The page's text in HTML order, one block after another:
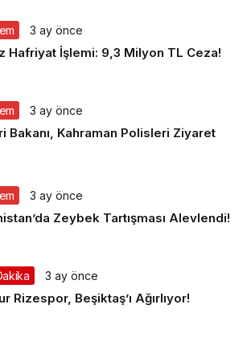
3 ay önce
Hafriyat İşlemi: 9,3 Milyon TL Ceza!
3 ay önce
Bakanı, Kahraman Polisleri Ziyaret
3 ay önce
Zeybek Tartışması Alevlendi!
3 ay önce
Rizespor, Beşiktaş’ı Ağırlıyor!